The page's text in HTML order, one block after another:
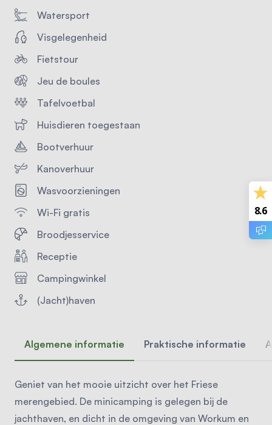
Watersport
Visgelegenheid
Fietstour
Jeu de boules
Tafelvoetbal
Huisdieren toegestaan
Bootverhuur
Kanoverhuur
Wasvoorzieningen
Wi-Fi gratis
Broodjesservice
Receptie
Campingwinkel
(Jacht)haven
Algemene informatie Praktische informatie
Geniet van het mooie uitzicht over het Friese
merengebied. De minicamping is gelegen bij de
jachthaven, en dicht in de omgeving van Workum en
8.6